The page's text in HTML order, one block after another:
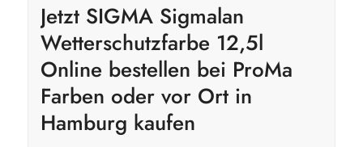
Jetzt SIGMA Sigmalan
Wetterschutzfarbe 12,5l
Online bestellen bei ProMa
Farben oder vor Ort in
Hamburg kaufen